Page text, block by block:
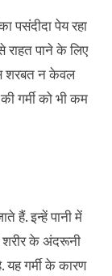
पसंदीदा पेय रहा
राहत पाने के लिए
शरबत न केवल
गर्मी को भी कम
हैं. इन्हें पानी में
शरीर के अंदरूनी
गर्मी के कारण